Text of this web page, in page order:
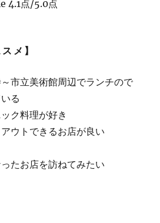
4.1点/5.0点
メ】
市立美術館周辺でランチので
る
ク料理が好き
ウトできるお店が良い
たお店を訪ねてみたい
ハマダ” 元はレコード店 絶品ス